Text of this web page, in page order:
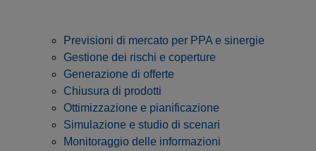
Previsioni di mercato per PPA e sinergie
Gestione dei rischi e coperture
Generazione di offerte
Chiusura di prodotti
Ottimizzazione e pianificazione
Simulazione e studio di scenari
Monitoraggio delle informazioni